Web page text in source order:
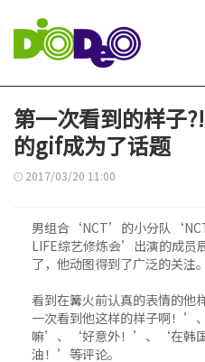
第一次看到的样子
的gif成为了话题
2017/03/20 11:00
男组合‘NCT’的小分队
LIFE综艺修炼会’出演的成员
了，他动图得到了广泛的关注。
看到在篝火前认真的表情的
一次看到他这样的样子啊！’
嘛’、‘好意外！’、‘在韩国
油！’等评论。